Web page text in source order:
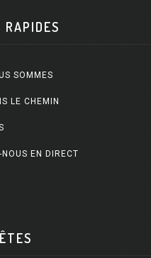
RAPIDES
SOMMES
LE CHEMIN
EN DIRECT